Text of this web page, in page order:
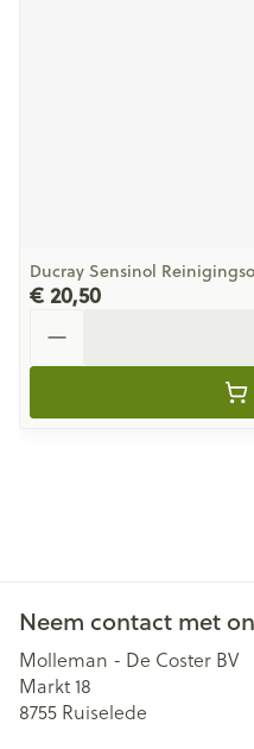
Ducray Sensinol
€ 20,50
Neem contact met
Molleman - De Coster BV
Markt 18
8755 Ruiselede